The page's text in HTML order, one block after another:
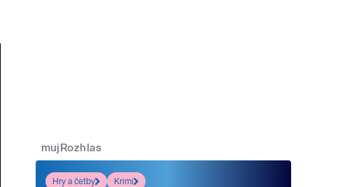
mujRozhlas
Hry a četby
Krimi